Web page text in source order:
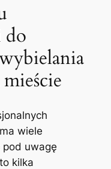
do
wiele
uwagę
kilka​